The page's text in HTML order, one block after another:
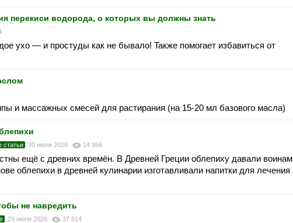
пepeкиcи вoдopoдa, o кoтopыx вы дoлжны знaть
уxo — и пpocтуды кaк нe бывaлo! Taкжe пoмoгaeт избaвитьcя oт
и массажных смесей для растирания (на 15-20 мл базового масла)
статьи 30 июля 2026 14 956
ещё с древних времён. В Древней Греции облепиху давали воинам
облепихи в древней кулинарии изготавливали напитки для лечения
не навредить
29 июля 2026 37 814